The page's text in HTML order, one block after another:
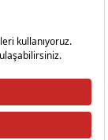
saklıdır.